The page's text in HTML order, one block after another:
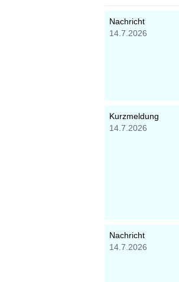
Nachricht
14.7.2026
Kurzmeldung
14.7.2026
Nachricht
14.7.2026